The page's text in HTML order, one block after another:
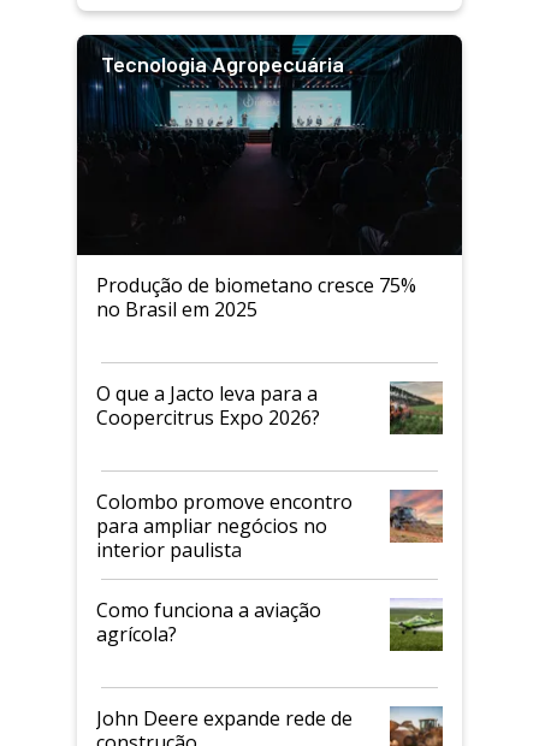
Tecnologia Agropecuária
Produção de biometano cresce 75%
no Brasil em 2025
O que a Jacto leva para a
Coopercitrus Expo 2026?
Colombo promove encontro
para ampliar negócios no
interior paulista
Como funciona a aviação
agrícola?
John Deere expande rede de